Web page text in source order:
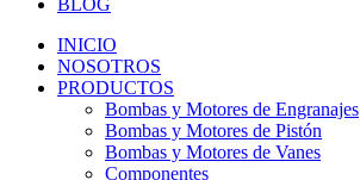
BLOG
INICIO
NOSOTROS
PRODUCTOS
Bombas y Motores de Engranajes
Bombas y Motores de Pistón
Bombas y Motores de Vanes
Componentes